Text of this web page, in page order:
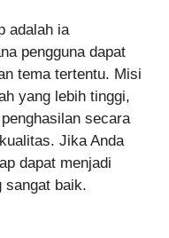
adalah ia
pengguna dapat
tema tertentu. Misi
yang lebih tinggi,
secara
Jika Anda
dapat menjadi
sangat baik.